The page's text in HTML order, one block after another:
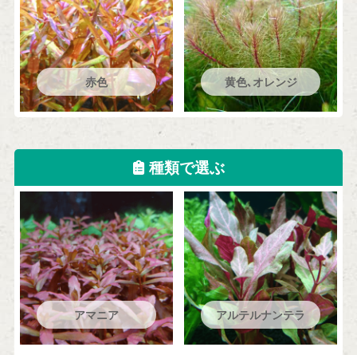
赤色 黄色､オレンジ
種類で選ぶ
アマニア アルテルナンテラ